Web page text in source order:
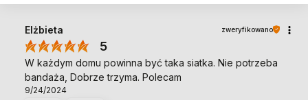
Elżbieta zweryfikowano
5
W każdym domu powinna być taka siatka. Nie potrzeba
bandaża, Dobrze trzyma. Polecam
9/24/2024